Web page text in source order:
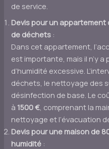
de service.
Devis pour un appartement
de déchets :
Dans cet appartement,
est importante, mais il n’y a
d’humidité excessive.
déchets, le nettoyage des
désinfection de base. Le
à 1500 € , comprenant la
nettoyage et l’évacuation
Devis pour une maison de
humidité :